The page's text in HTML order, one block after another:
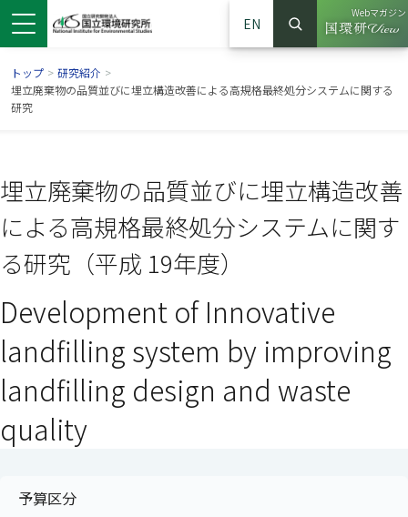
ドウで開きます）
ンドウで開きます）
ウインドウで開きます）
EN
サイト内検索
検索
Webマガジン
（別ウイ
トップ > 研究紹介 >
埋立廃棄物の品質並びに埋立構造改善による高規格最終処分システムに関する
研究
埋立廃棄物の品質並びに埋立構造改善
による高規格最終処分システムに関す
る研究（平成 19年度）
Development of Innovative
landfilling system by improving
landfilling design and waste
quality
予算区分